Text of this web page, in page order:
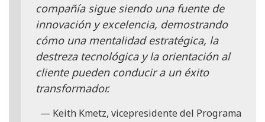
compañía sigue siendo una fuente de
innovación y excelencia, demostrando
cómo una mentalidad estratégica, la
destreza tecnológica y la orientación al
cliente pueden conducir a un éxito
transformador.
Keith Kmetz, vicepresidente del Programa